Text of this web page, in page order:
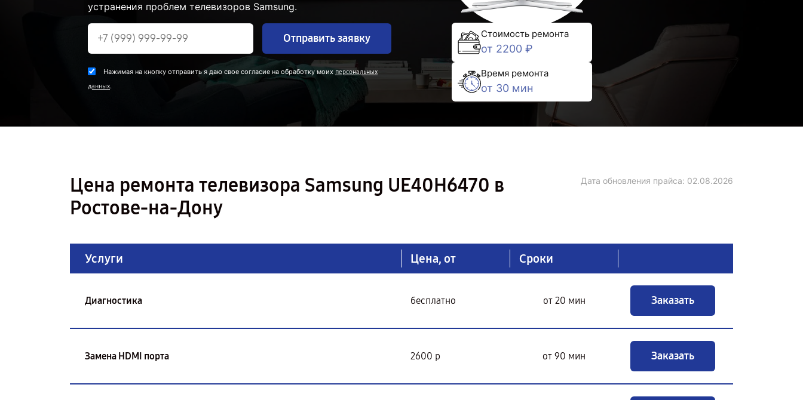
устранения проблем телевизоров Samsung.
Отправить заявку
Нажимая на кнопку отправить я даю свое согласие на обработку моих персональных
данных.
Стоимость ремонта
от 2200 ₽
Время ремонта
от 30 мин
Цена ремонта телевизора Samsung UE40H6470 в
Ростове-на-Дону
Дата обновления прайса: 02.08.2026
Услуги Цена, от Сроки
Диагностика бесплатно от 20 мин Заказать
Замена HDMI порта 2600 р от 90 мин Заказать